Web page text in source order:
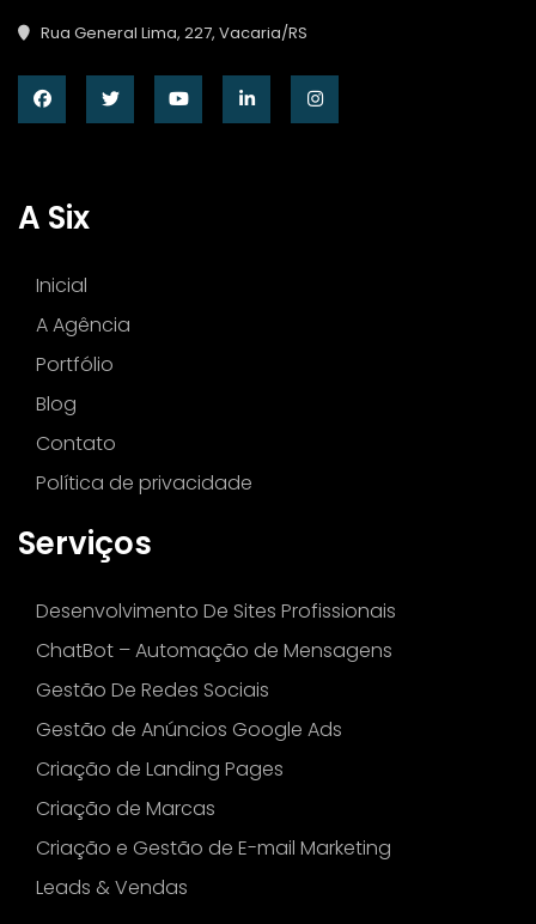
Rua General Lima, 227, Vacaria/RS
A Six
Inicial
A Agência
Portfólio
Blog
Contato
Política de privacidade
Serviços
Desenvolvimento De Sites Profissionais
ChatBot – Automação de Mensagens
Gestão De Redes Sociais
Gestão de Anúncios Google Ads
Criação de Landing Pages
Criação de Marcas
Criação e Gestão de E-mail Marketing
Leads & Vendas